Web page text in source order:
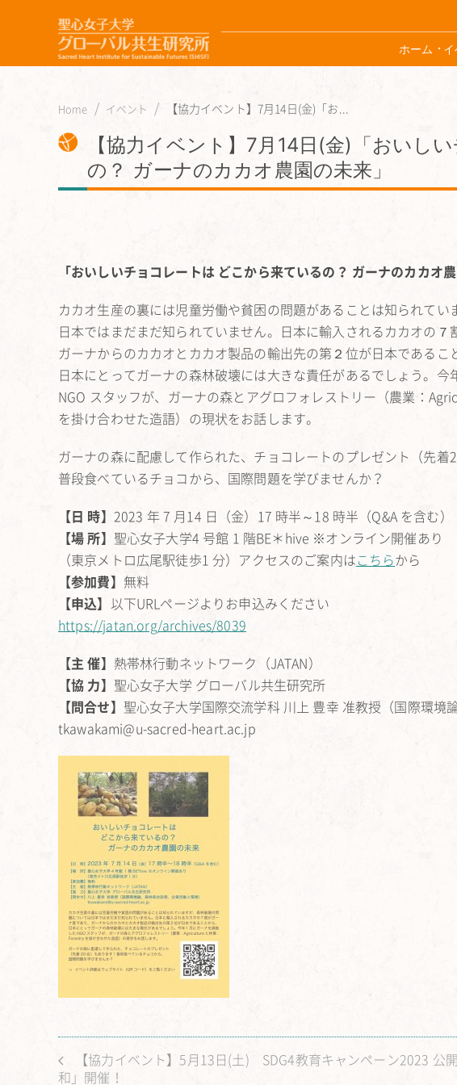
ホーム イ
Home イベント 【協力イベント】7月14日(金)「お...
【協力イベント】7月14日(金)「おいし
の？ ガーナのカカオ農園の未来」
「おいしいチョコレートは どこから来ているの？ ガーナのカカオ農
カカオ生産の裏には児童労働や貧困の問題があることは知られて
日本ではまだまだ知られていません。日本に輸入されるカカオの７
ガーナからのカカオとカカオ製品の輸出先の第２位が日本であるこ
日本にとってガーナの森林破壊には大きな責任があるでしょう。今
NGO スタッフが、ガーナの森とアグロフォレストリー（農業：
を掛け合わせた造語）の現状をお話します。
ガーナの森に配慮して作られた、チョコレートのプレゼント（先着
普段食べているチョコから、国際問題を学びませんか？
【日 時】 2023 年 7 月14 日（金）17 時半～18 時半（Q&A を含む）
【場 所】 聖心女子大学4 号館 1 階BE＊hive ※オンライン開催あり
（東京メトロ広尾駅徒歩1 分）アクセスのご案内はこちらから
【参加費】 無料
【申込】 以下URLページよりお申込みください
https://jatan.org/archives/8039
【主 催】 熱帯林行動ネットワーク（JATAN）
【協 力】 聖心女子大学 グローバル共生研究所
【問合せ】 聖心女子大学国際交流学科 川上 豊幸 准教授（国際環境
tkawakami@u-sacred-heart.ac.jp
【協力イベント】5月13日(土) SDG4教育キャンペーン2023
和」開催！